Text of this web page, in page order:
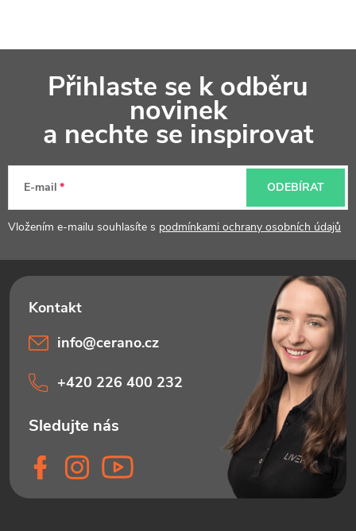
a
Přihlaste se k odběru
novinek
a nechte se inspirovat
E-mail
Vložením e-mailu souhlasíte s podmínkami ochrany osobních údajů
ODEBÍRAT
info@cerano.cz
+420 226 400 232